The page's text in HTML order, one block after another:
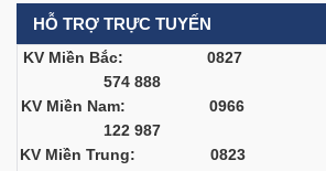
HỖ TRỢ TRỰC TUYẾN
KV Miền Bắc: 0827
574 888
KV Miền Nam: 0966
122 987
KV Miền Trung: 0823